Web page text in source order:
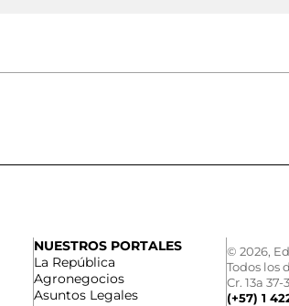
NUESTROS PORTALES
La República
Agronegocios
Asuntos Legales
© 2026,
Todos los
Cr. 13a
(+57) 1